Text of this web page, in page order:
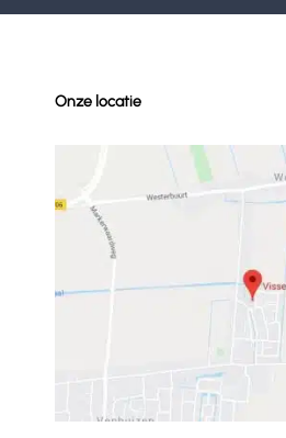
Onze locatie